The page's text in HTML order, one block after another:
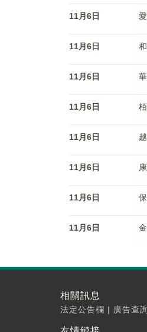
11月6日
11月6日
11月6日
11月6日
11月6日
11月6日
11月6日
11月6日
相關訊息
法定公告欄 | 廣告查詢